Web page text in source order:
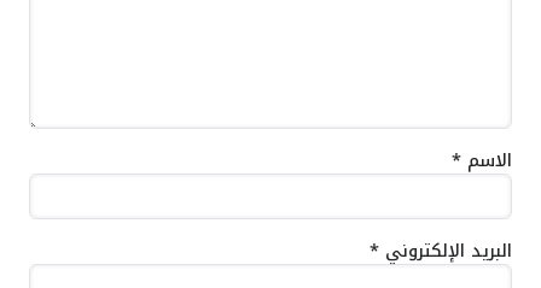
الاسم *
البريد الإلكتروني *